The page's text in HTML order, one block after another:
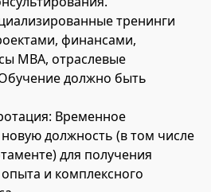
тренинги
финансами,
MBA, отраслевые
должно быть
Временное
должность (в том числе
для получения
и комплексного